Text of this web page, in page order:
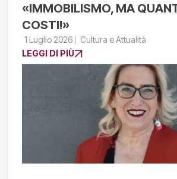
«IMMOBILISMO, MA
COSTI!»
1 Luglio 2026
Cultura e Attualità
LEGGI DI PIÙ